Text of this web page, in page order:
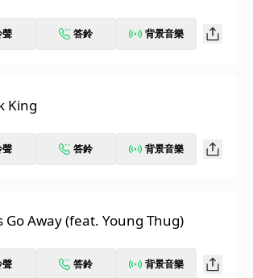
聲 答鈴 背景音樂
King
聲 答鈴 背景音樂
Go Away (feat. Young Thug)
聲 答鈴 背景音樂